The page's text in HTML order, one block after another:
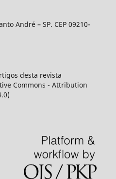
André – SP. CEP 09210-
desta revista
Commons - Attribution